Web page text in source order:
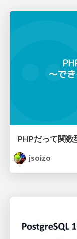
jsoizo